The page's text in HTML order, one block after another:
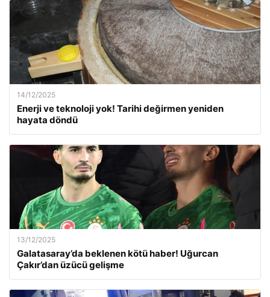
14/12/2025
Enerji ve teknoloji yok! Tarihi değirmen yeniden
hayata döndü
13/12/2025
Galatasaray’da beklenen kötü haber! Uğurcan
Çakır’dan üzücü gelişme